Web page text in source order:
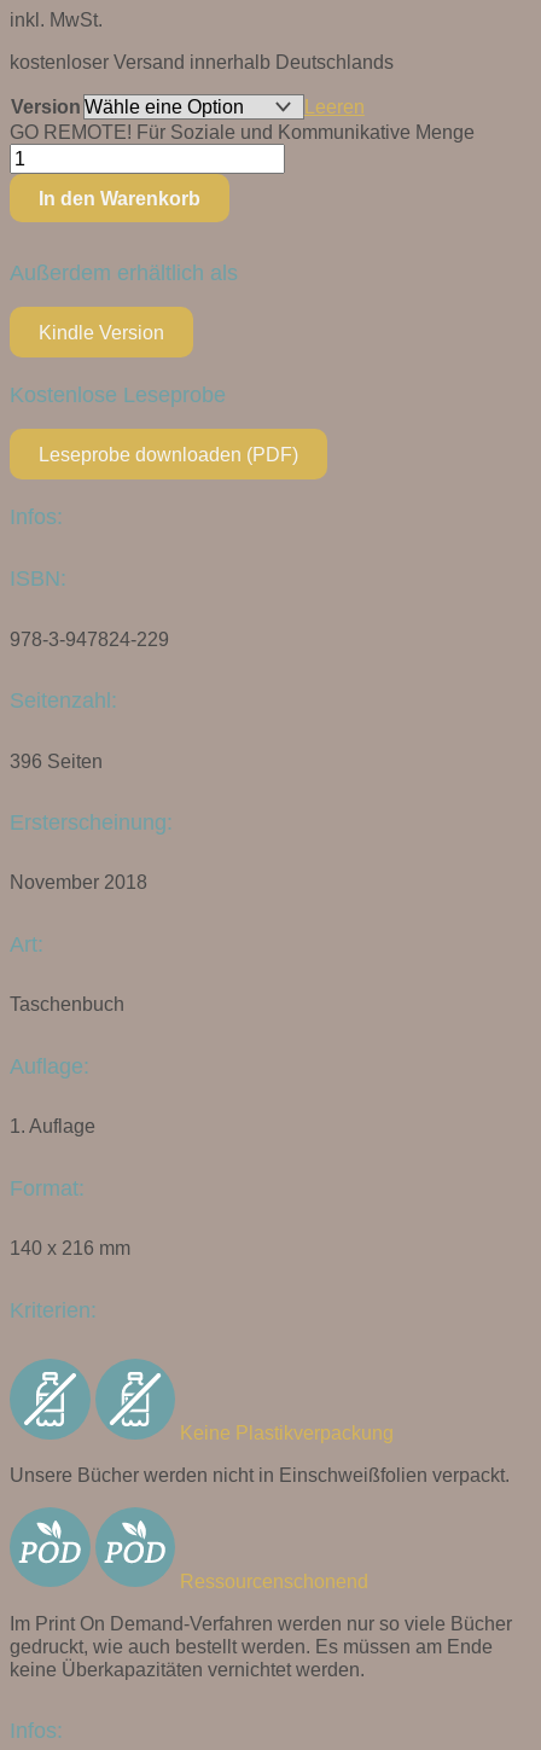
inkl. MwSt.
kostenloser Versand innerhalb Deutschlands
Version
Leeren
GO REMOTE! Für Soziale und Kommunikative Menge
In den Warenkorb
Außerdem erhältlich als
Kindle Version
Kostenlose Leseprobe
Leseprobe downloaden (PDF)
Infos:
ISBN:
978-3-947824-229
Seitenzahl:
396 Seiten
Ersterscheinung:
November 2018
Art:
Taschenbuch
Auflage:
1. Auflage
Format:
140 x 216 mm
Kriterien:
Keine Plastikverpackung
Unsere Bücher werden nicht in Einschweißfolien verpackt.
Ressourcenschonend
Im Print On Demand-Verfahren werden nur so viele Bücher
gedruckt, wie auch bestellt werden. Es müssen am Ende
keine Überkapazitäten vernichtet werden.
Infos: